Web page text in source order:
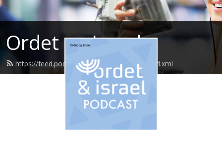
Ordet og Israel
https://feed.podbean.com/ordetogisrael/feed.xml